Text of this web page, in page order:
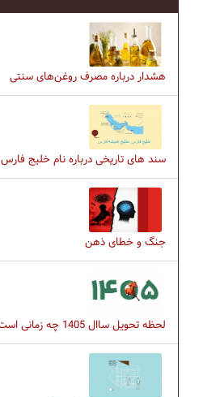
هشدار درباره مصرف روغن‌های سنتی
سند های تاریخی درباره نام خلیج فارس
جنگ و خطای ذهن
لحظه تحویل ساال 1405 چه زمانی است ؟